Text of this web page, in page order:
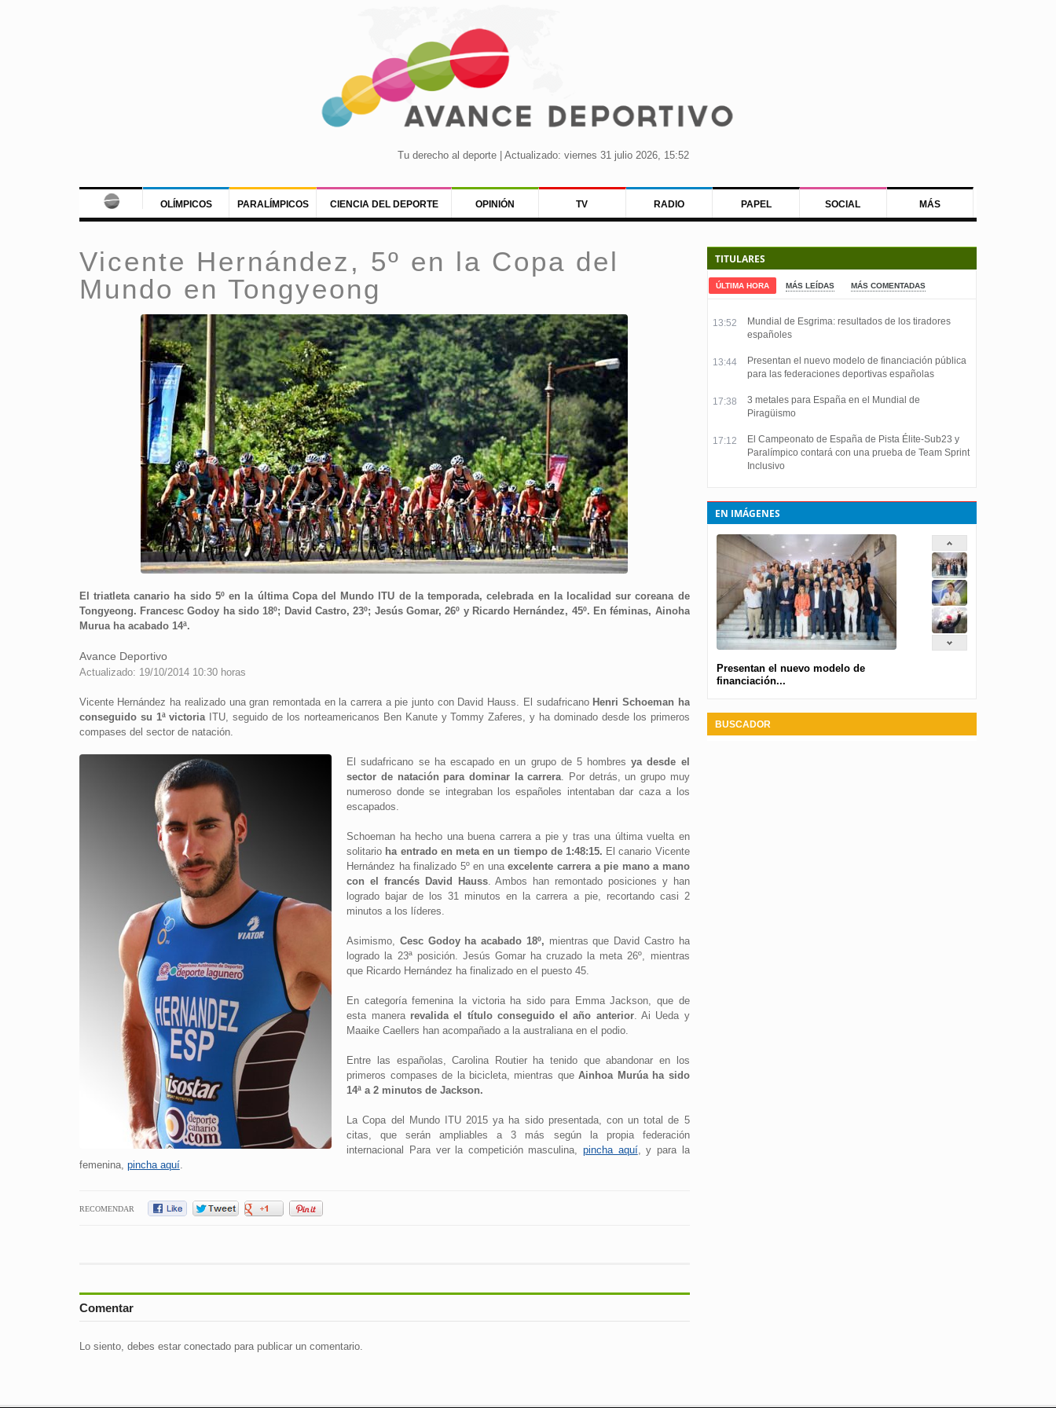
Tu derecho al deporte | Actualizado: viernes 31 julio 2026, 15:52
OLÍMPICOS PARALÍMPICOS CIENCIA DEL DEPORTE OPINIÓN TV RADIO PAPEL SOCIAL MÁS
Vicente Hernández, 5º en la Copa del
Mundo en Tongyeong
El triatleta canario ha sido 5º en la última Copa del Mundo ITU de la temporada, celebrada en la localidad sur coreana de
Tongyeong. Francesc Godoy ha sido 18º; David Castro, 23º; Jesús Gomar, 26º y Ricardo Hernández, 45º. En féminas, Ainoha
Murua ha acabado 14ª.
Avance Deportivo
Actualizado: 19/10/2014 10:30 horas
Vicente Hernández ha realizado una gran remontada en la carrera a pie junto con David Hauss. El sudafricano Henri Schoeman ha
conseguido su 1ª victoriaITU, seguido de los norteamericanos Ben Kanute y Tommy Zaferes, y ha dominado desde los primeros
compases del sector de natación.
El sudafricano se ha escapado en un grupo de 5 hombresya desde el
sector de natación para dominar la carrera. Por detrás, un grupo muy
numeroso donde se integraban los españoles intentaban dar caza a los
escapados.
Schoeman ha hecho una buena carrera a pie y tras una última vuelta en
solitario ha entrado en meta en un tiempo de 1:48:15. El canario Vicente
Hernández ha finalizado 5º en unaexcelente carrera a pie mano a mano
con el francés David Hauss. Ambos han remontado posiciones y han
logrado bajar de los 31 minutos en la carrera a pie, recortando casi 2
minutos a los líderes.
Asimismo,Cesc Godoy ha acabado 18º, mientras que David Castro ha
logrado la 23ª posición. Jesús Gomar ha cruzado la meta 26º, mientras
que Ricardo Hernández ha finalizado en el puesto 45.
En categoría femenina la victoria ha sido para Emma Jackson, que de
esta manera revalida el título conseguido el año anterior. Ai Ueda y
Maaike Caellers han acompañado a la australiana en el podio.
Entre las españolas, Carolina Routier ha tenido que abandonar en los
primeros compases de la bicicleta, mientras queAinhoa Murúa ha sido
14ª a 2 minutos de Jackson.
La Copa del Mundo ITU 2015 ya ha sido presentada, con un total de 5
citas, que serán ampliables a 3 más según la propia federación
internacional Para ver la competición masculina,pincha aquí, y para la
femenina, pincha aquí.
RECOMENDAR
Comentar
Lo siento, debes estar conectadopara publicar un comentario.
TITULARES
ÚLTIMA HORA MÁS LEÍDAS MÁS COMENTADAS
13:52
Mundial de Esgrima: resultados de los tiradores
españoles
13:44
Presentan el nuevo modelo de financiación pública
para las federaciones deportivas españolas
17:38
3 metales para España en el Mundial de
Piragüismo
17:12
El Campeonato de España de Pista Élite-Sub23 y
Paralímpico contará con una prueba de Team Sprint
Inclusivo
EN IMÁGENES
Presentan el nuevo modelo de
financiación...
BUSCADOR